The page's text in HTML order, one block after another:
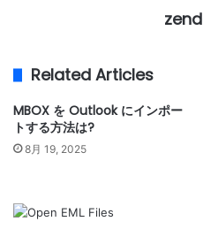
Related Articles
MBOX を Outlook にインポー
トする方法は?
8月 19, 2025